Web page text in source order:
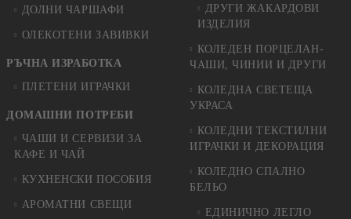
ДОЛНИ ЧАРШАФИ
ОЛЕКОТЕНИ ЗАВИВКИ
РЪЧНА ИЗРАБОТКА
ПЛЕТЕНИ ИГРАЧКИ
ДОМАШНИ ПОТРЕБИ
ЧАШИ И СЕРВИЗИ ЗА
КАФЕ И ЧАЙ
КУХНЕНСКИ ПОСОБИЯ
АРОМАТНИ СВЕЩИ
ДРУГИ ЖАКАРДОВИ
ИЗДЕЛИЯ
КОЛЕДЕН ПОРЦЕЛАН-
ЧАШИ, ЧИНИИ И ДРУГИ
КОЛЕДНА СВЕТЕЩА
УКРАСА
КОЛЕДНИ ТЕКСТИЛНИ
ИГРАЧКИ И ДЕКОРАЦИЯ
КОЛЕДНO СПАЛНO
БЕЛЬО
ЕДИНИЧНО ЛЕГЛО